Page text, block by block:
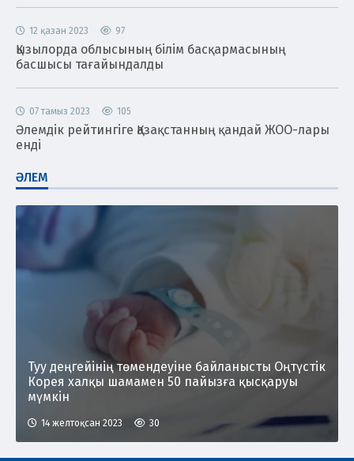
12 қазан 2023 97
Қызылорда облысының білім басқармасының
басшысы тағайындалды
07 тамыз 2023 105
Әлемдік рейтингіге Қазақстанның қандай ЖОО-лары
енді
ӘЛЕМ
Туу деңгейінің төмендеуіне байланысты Оңтүстік
Корея халқы шамамен 50 пайызға қысқаруы
мүмкін
14 желтоқсан 2023 30